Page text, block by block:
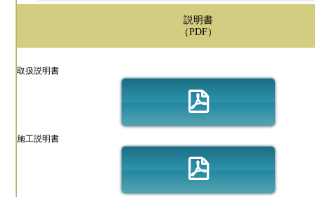
説明書
（PDF）
取扱説明書
施工説明書